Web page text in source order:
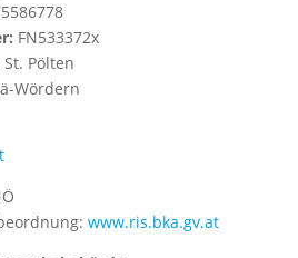
FN533372x
St. Pölten
Wördern
www.ris.bka.gv.at